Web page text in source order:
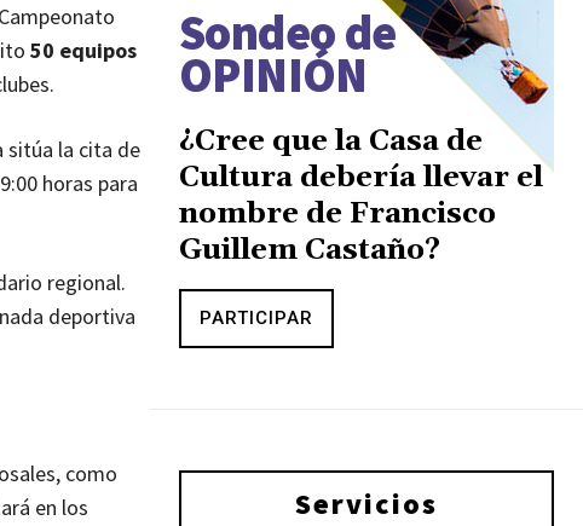
50 equipos
sitúa la cita de
horas para
regional.
deportiva
como
en los
Sondeo de
OPINIÓN
¿Cree que la Casa de
Cultura debería llevar el
nombre de Francisco
Guillem Castaño?
PARTICIPAR
Servicios